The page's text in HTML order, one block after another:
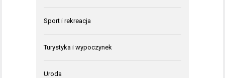
Sport i rekreacja
Turystyka i wypoczynek
Uroda